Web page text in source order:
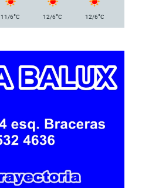
11/6°C 12/6°C 12/6°C